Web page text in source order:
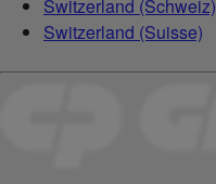
Switzerland (Schweiz)
Switzerland (Suisse)